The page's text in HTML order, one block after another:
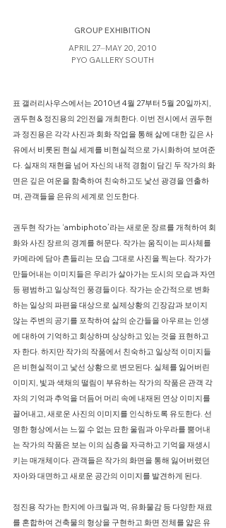
GROUP EXHIBITION
APRIL 27⏤MAY 20, 2010
PYO GALLERY SOUTH
표 갤러리사우스에서는 2010년 4월 27부터 5월 20일까지,
권두현 & 정진용의 2인전을 개최한다. 이번 전시에서 권두현
과 정진용은 각각 사진과 회화 작업을 통해 삶에 대한 깊은 사
유에서 비롯된 현실 세계를 비현실적으로 가시화하여 보여준
다. 실재의 재현을 넘어 자신의 내적 경험이 담긴 두 작가의 화
면은 깊은 여운을 함축하여 친숙하고도 낯선 광경을 연출하
며, 관객들을 은유의 세계로 인도한다.
권두현 작가는 ‘ambiphoto’라는 새로운 장르를 개척하여 회
화와 사진 장르의 경계를 허문다. 작가는 움직이는 피사체를
카메라에 담아 흔들리는 모습 그대로 사진을 찍는다. 작가가
만들어내는 이미지들은 우리가 살아가는 도시의 모습과 자연
등 평범하고 일상적인 풍경들이다. 작가는 순간적으로 변화
하는 일상의 파편을 대상으로 실제상황의 긴장감과 보이지
않는 주변의 공기를 포착하여 삶의 순간들을 아우르는 인생
에 대하여 기억하고 회상하며 상상하고 있는 것을 표현하고
자 한다. 하지만 작가의 작품에서 친숙하고 일상적 이미지들
은 비현실적이고 낯선 상황으로 변모된다. 실체를 잃어버린
이미지, 빛과 색채의 떨림이 부유하는 작가의 작품은 관객 각
자의 기억과 추억을 더듬어 머리 속에 내재된 연상 이미지를
끌어내고, 새로운 사진의 이미지를 인식하도록 유도한다. 선
명한 형상에서는 느낄 수 없는 묘한 울림과 아우라를 뿜어내
는 작가의 작품은 보는 이의 심층을 자극하고 기억을 재생시
키는 매개체이다. 관객들은 작가의 화면을 통해 잃어버렸던
자아와 대면하고 새로운 공간의 이미지를 발견하게 된다.
정진용 작가는 한지에 아크릴과 먹, 유화물감 등 다양한 재료
를 혼합하여 건축물의 형상을 구현하고 화면 전체를 얇은 유